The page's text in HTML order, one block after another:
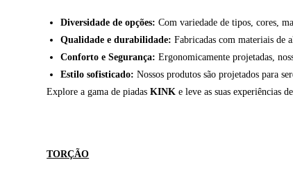
Diversidade de opções: Com variedade de tipos, cores,
Qualidade e durabilidade: Fabricadas com materiais de
Conforto e Segurança: Ergonomicamente projetadas,
Estilo sofisticado: Nossos produtos são projetados para
Explore a gama de piadasKINK e leve as suas experiências
TORÇÃO